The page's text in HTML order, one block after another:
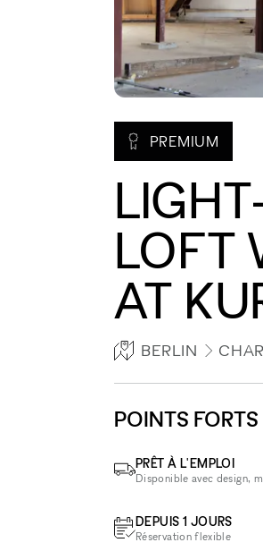
PREMIUM
LOFT
AT
BERLIN
POINTS FORTS
PRÊT À L'EMPLOI
Disponible avec design,
DEPUIS 1 JOURS
Réservation flexible